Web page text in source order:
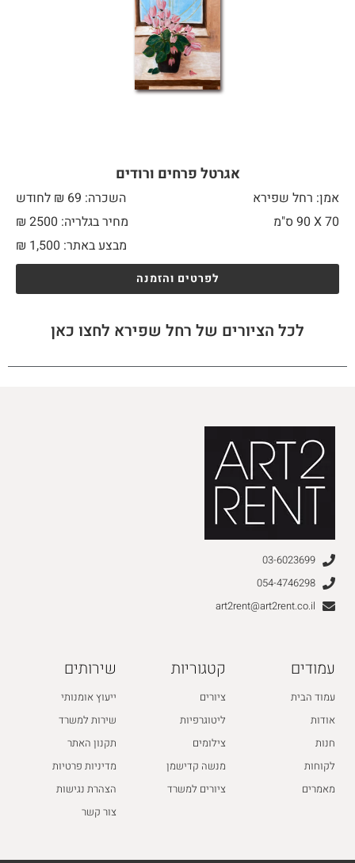
אגרטל פרחים ורודים
אמן: רחל שפירא
השכרה: 69 ₪ לחודש
70 X
מחיר בגלריה: 2500 ₪
מבצע באתר:
₪ 1,500
לפרטים והזמנה
לכל הציורים של רחל שפירא לחצו כאן
03-6023699
054-4746298
art2rent@art2rent.co.il
עמודים
עמוד הבית
אודות
חנות
לקוחות
מאמרים
קטגוריות
ציורים
ליטוגרפיות
צילומים
מנשה קדישמן
ציורים למשרד
שירותים
ייעוץ אומנותי
שירות למשרד
תקנון האתר
מדיניות פרטיות
הצהרת נגישות
צור קשר